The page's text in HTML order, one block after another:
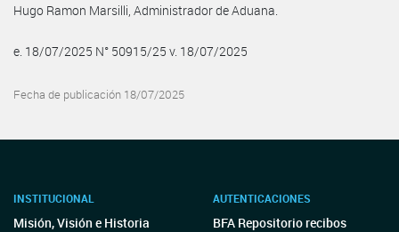
Hugo Ramon Marsilli, Administrador de Aduana.
e. 18/07/2025 N° 50915/25 v. 18/07/2025
Fecha de publicación 18/07/2025
INSTITUCIONAL
Misión, Visión e Historia
AUTENTICACIONES
BFA Repositorio recibos